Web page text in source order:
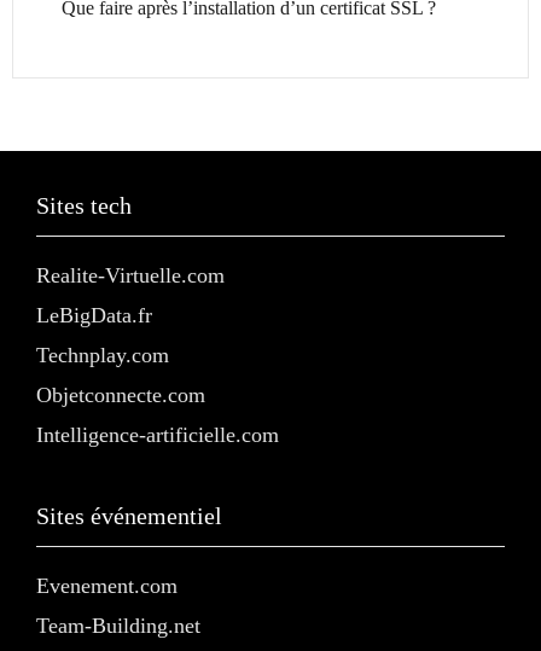
Que faire après l’installation d’un certificat SSL ?
Sites tech
Realite-Virtuelle.com
LeBigData.fr
Technplay.com
Objetconnecte.com
Intelligence-artificielle.com
Sites événementiel
Evenement.com
Team-Building.net